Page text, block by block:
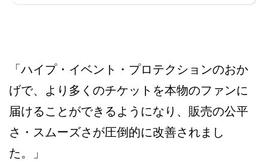
「ハイプ・イベント・プロテクションのおか
げで、より多くのチケットを本物のファンに
届けることができるようになり、販売の公平
さ・スムーズさが圧倒的に改善されまし
た。」